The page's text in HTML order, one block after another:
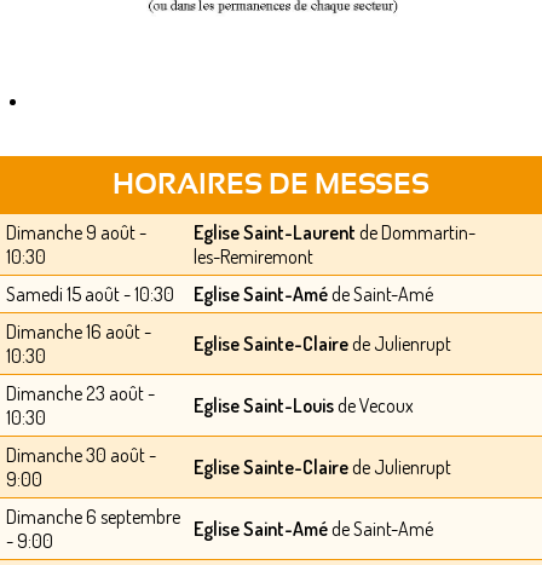
HORAIRES DE MESSES
Dimanche 9 août -
10:30
Eglise Saint-Laurent de Dommartin-
les-Remiremont
Samedi 15 août - 10:30
Eglise Saint-Améde Saint-Amé
Dimanche 16 août -
10:30
Eglise Sainte-Clairede Julienrupt
Dimanche 23 août -
10:30
Eglise Saint-Louisde Vecoux
Dimanche 30 août -
9:00
Eglise Sainte-Clairede Julienrupt
Dimanche 6 septembre
- 9:00
Eglise Saint-Améde Saint-Amé